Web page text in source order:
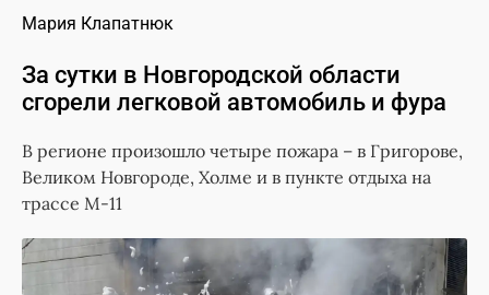
Мария Клапатнюк
За сутки в Новгородской области
сгорели легковой автомобиль и фура
В регионе произошло четыре пожара – в Григорове,
Великом Новгороде, Холме и в пункте отдыха на
трассе М-11